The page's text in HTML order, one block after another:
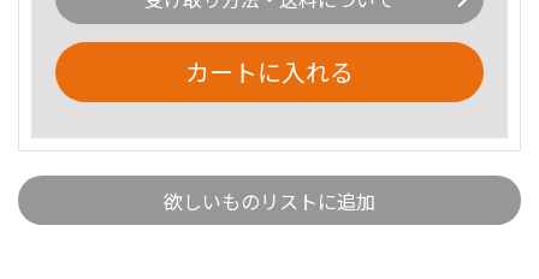
カートに入れる
欲しいものリストに追加